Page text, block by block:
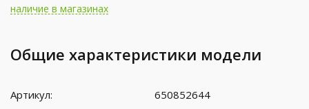
наличие в магазинах
Общие характеристики модели
Артикул:
650852644